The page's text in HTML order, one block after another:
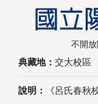
典藏地： 交大校區
說明： 《呂氏春秋
不開